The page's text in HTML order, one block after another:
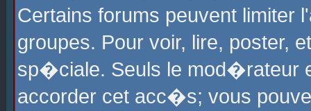
Certains forums peuvent
groupes. Pour voir, lire, poster,
sp�ciale. Seuls le mod�rateur
accorder cet acc�s; vous